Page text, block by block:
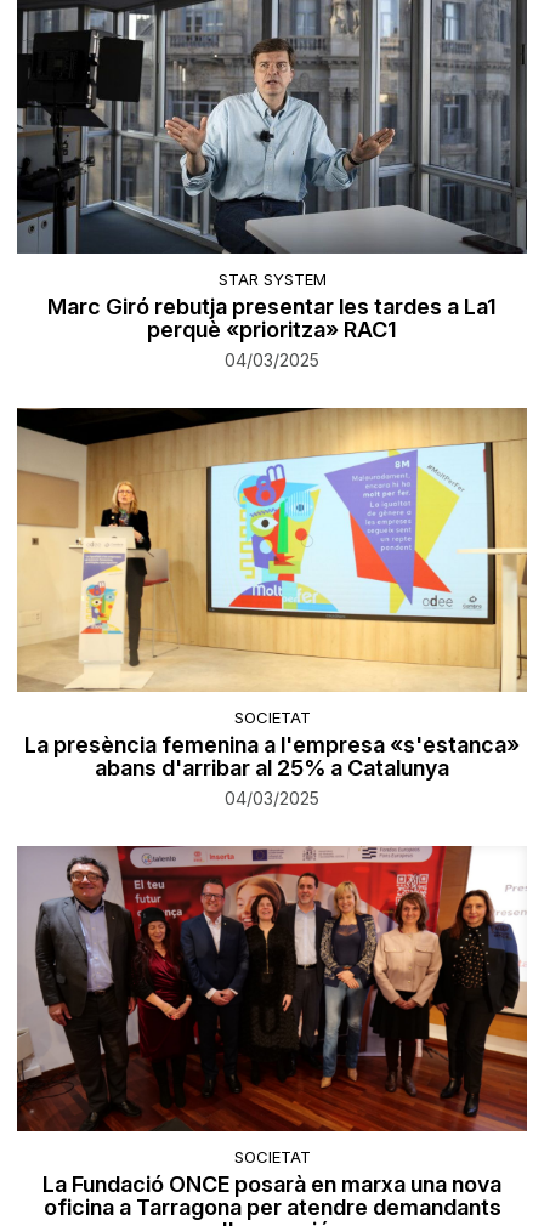
STAR SYSTEM
Marc Giró rebutja presentar les tardes a La1
perquè «prioritza» RAC1
04/03/2025
SOCIETAT
La presència femenina a l'empresa «s'estanca»
abans d'arribar al 25% a Catalunya
04/03/2025
SOCIETAT
La Fundació ONCE posarà en marxa una nova
oficina a Tarragona per atendre demandants